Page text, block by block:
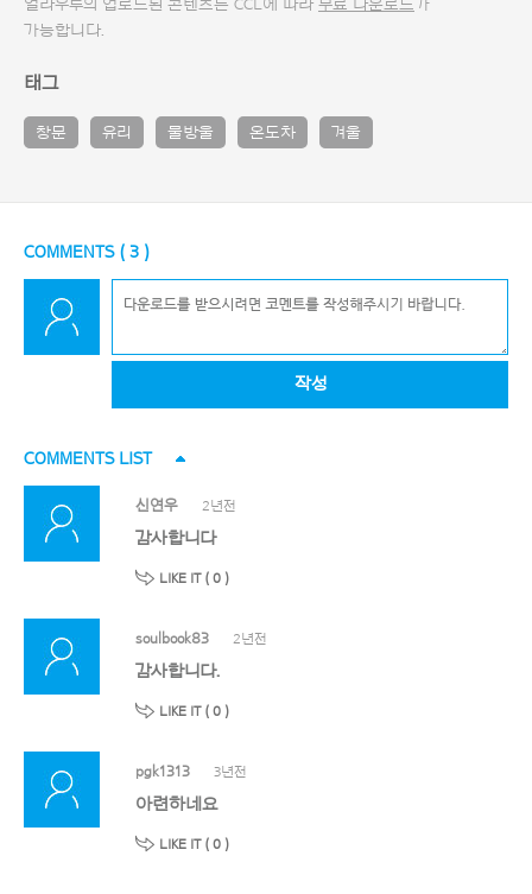
얼라우투의 업로드된 콘텐츠는 CCL에 따라 무료 다운로드가
가능합니다.
태그
창문 유리 물방울 온도차 겨울
COMMENTS ( 3 )
작성
COMMENTS LIST
신연우 2년전
감사합니다
LIKE IT ( 0 )
soulbook83 2년전
감사합니다.
LIKE IT ( 0 )
pgk1313 3년전
아련하네요
LIKE IT ( 0 )